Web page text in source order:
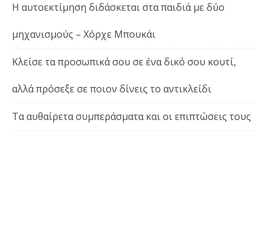
Η αυτοεκτίμηση διδάσκεται στα παιδιά με δύο
μηχανισμούς – Χόρχε Μπουκάι
Κλείσε τα προσωπικά σου σε ένα δικό σου κουτί,
αλλά πρόσεξε σε ποιον δίνεις το αντικλείδι
Τα αυθαίρετα συμπεράσματα και οι επιπτώσεις τους